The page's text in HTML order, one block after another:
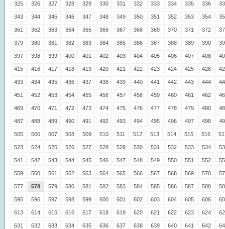
325 326 327 328 329 330 331 332 333 334 335 336
343 344 345 346 347 348 349 350 351 352 353 354
361 362 363 364 365 366 367 368 369 370 371 372
379 380 381 382 383 384 385 386 387 388 389 390
397 398 399 400 401 402 403 404 405 406 407 408
415 416 417 418 419 420 421 422 423 424 425 426
433 434 435 436 437 438 439 440 441 442 443 444
451 452 453 454 455 456 457 458 459 460 461 462
469 470 471 472 473 474 475 476 477 478 479 480
487 488 489 490 491 492 493 494 495 496 497 498
505 506 507 508 509 510 511 512 513 514 515 516
523 524 525 526 527 528 529 530 531 532 533 534
541 542 543 544 545 546 547 548 549 550 551 552
559 560 561 562 563 564 565 566 567 568 569 570
577 578 579 580 581 582 583 584 585 586 587 588
595 596 597 598 599 600 601 602 603 604 605 606
613 614 615 616 617 618 619 620 621 622 623 624
631 632 633 634 635 636 637 638 639 640 641 642